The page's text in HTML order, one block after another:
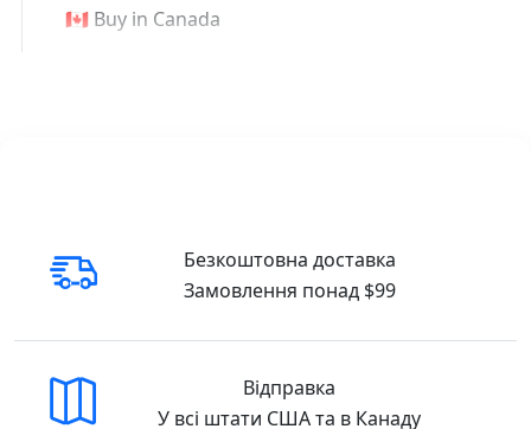
🇨🇦 Buy in Canada
Безкоштовна доставка
Замовлення понад $99
Відправка
У всі штати США та в Канаду